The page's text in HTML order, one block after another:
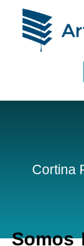
conteúdo
Cortina
Somos